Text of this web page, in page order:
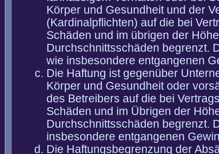
Körper und Gesundheit und der
(Kardinalpflichten) auf die bei
Schäden und im übrigen der
Durchschnittsschäden begrenzt.
wie insbesondere entgangenen
Die Haftung ist gegenüber
Körper und Gesundheit oder
des Betreibers auf die bei
Schäden und im Übrigen der
Durchschnittsschäden begrenzt.
insbesondere entgangenen
Die Haftungsbegrenzung der